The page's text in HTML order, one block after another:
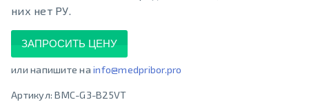
них нет РУ.
ЗАПРОСИТЬ ЦЕНУ
или напишите на info@medpribor.pro
Артикул:BMC-G3-B25VT